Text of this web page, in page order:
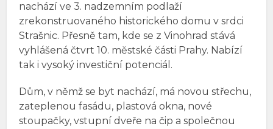
nachází ve 3. nadzemním podlaží
zrekonstruovaného historického domu v srdci
Strašnic. Přesně tam, kde se z Vinohrad stává
vyhlášená čtvrt 10. městské části Prahy. Nabízí
tak i vysoký investiční potenciál.
Dům, v němž se byt nachází, má novou střechu,
zateplenou fasádu, plastová okna, nové
stoupačky, vstupní dveře na čip a společnou